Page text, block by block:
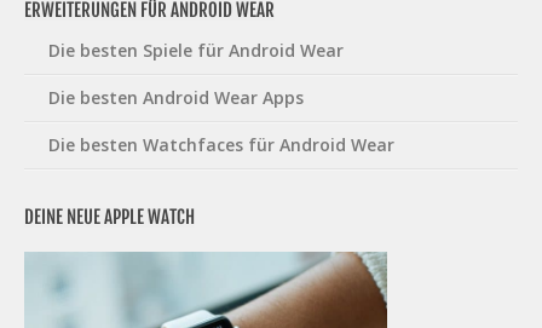
ERWEITERUNGEN FÜR ANDROID WEAR
Die besten Spiele für Android Wear
Die besten Android Wear Apps
Die besten Watchfaces für Android Wear
DEINE NEUE APPLE WATCH